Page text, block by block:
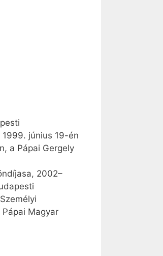
június 19-én
a Pápai Gergely
2002–
Magyar